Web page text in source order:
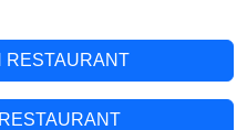
RESTAURANT